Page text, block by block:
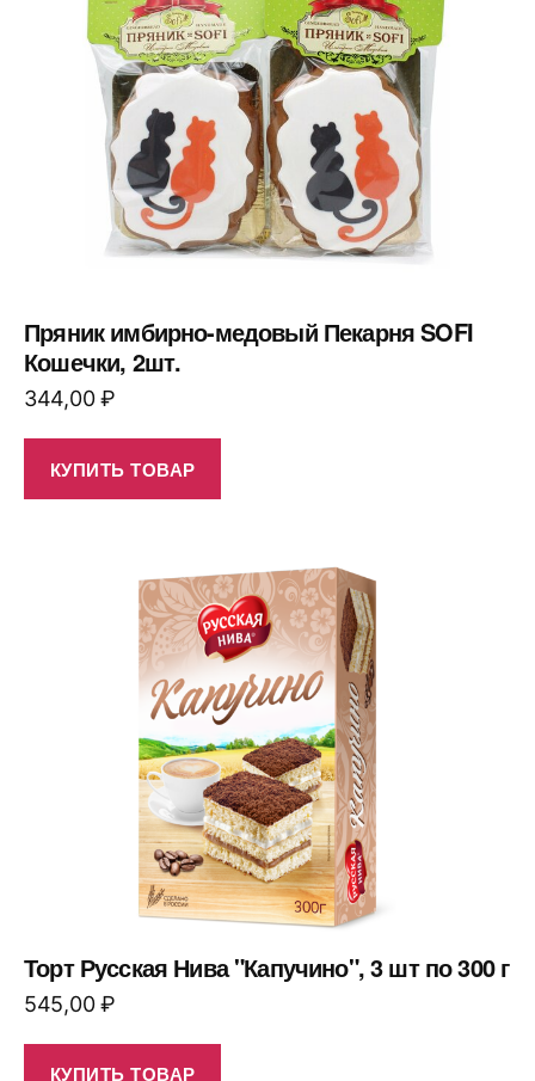
Пряник имбирно-медовый Пекарня SOFI
Кошечки, 2шт.
344,00₽
КУПИТЬ ТОВАР
Торт Русская Нива "Капучино", 3 шт по 300 г
545,00₽
КУПИТЬ ТОВАР